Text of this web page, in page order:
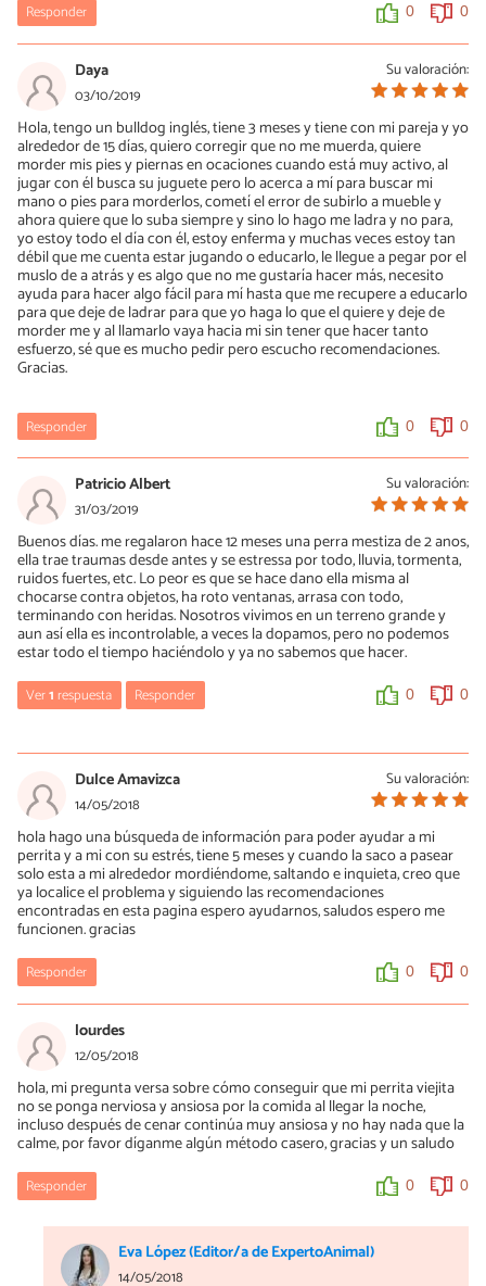
Responder 0 0
Su valoración:
Daya
03/10/2019
Hola, tengo un bulldog inglés, tiene 3 meses y tiene con mi pareja y yo
alrededor de 15 días, quiero corregir que no me muerda, quiere
morder mis pies y piernas en ocaciones cuando está muy activo, al
jugar con él busca su juguete pero lo acerca a mí para buscar mi
mano o pies para morderlos, cometí el error de subirlo a mueble y
ahora quiere que lo suba siempre y sino lo hago me ladra y no para,
yo estoy todo el día con él, estoy enferma y muchas veces estoy tan
débil que me cuenta estar jugando o educarlo, le llegue a pegar por el
muslo de a atrás y es algo que no me gustaría hacer más, necesito
ayuda para hacer algo fácil para mí hasta que me recupere a educarlo
para que deje de ladrar para que yo haga lo que el quiere y deje de
morder me y al llamarlo vaya hacia mi sin tener que hacer tanto
esfuerzo, sé que es mucho pedir pero escucho recomendaciones.
Gracias.
Responder 0 0
Su valoración:
Patricio Albert
31/03/2019
Buenos días. me regalaron hace 12 meses una perra mestiza de 2 anos,
ella trae traumas desde antes y se estressa por todo, lluvia, tormenta,
ruidos fuertes, etc. Lo peor es que se hace dano ella misma al
chocarse contra objetos, ha roto ventanas, arrasa con todo,
terminando con heridas. Nosotros vivimos en un terreno grande y
aun así ella es incontrolable, a veces la dopamos, pero no podemos
estar todo el tiempo haciéndolo y ya no sabemos que hacer.
Ver1respuesta Responder 0 0
23/02/2024
Hola. Tengo un perrito adoptado que es súper intenso, al parecer
sufrió maltrato en la calle, y siempre estaba estresado y
temblando. Probe de todo incluido el collar de feromonas y con el
aceite de CBD se mantiene muy bien, ha reducido su estrés como
un 70%
0
Su valoración:
Dulce Amavizca
14/05/2018
hola hago una búsqueda de información para poder ayudar a mi
perrita y a mi con su estrés, tiene 5 meses y cuando la saco a pasear
solo esta a mi alrededor mordiéndome, saltando e inquieta, creo que
ya localice el problema y siguiendo las recomendaciones
encontradas en esta pagina espero ayudarnos, saludos espero me
funcionen. gracias
Responder 0 0
lourdes
12/05/2018
hola, mi pregunta versa sobre cómo conseguir que mi perrita viejita
no se ponga nerviosa y ansiosa por la comida al llegar la noche,
incluso después de cenar continúa muy ansiosa y no hay nada que la
calme, por favor díganme algún método casero, gracias y un saludo
Responder 0 0
Eva López (Editor/a de ExpertoAnimal)
14/05/2018